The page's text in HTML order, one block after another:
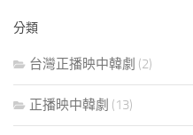
分類
台灣正播映中韓劇 (2)
正播映中韓劇 (13)